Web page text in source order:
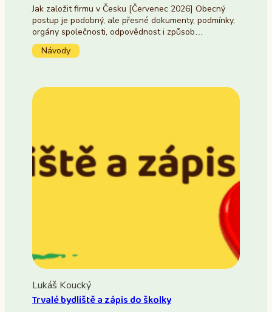
Jak založit firmu v Česku [Červenec 2026] Obecný
postup je podobný, ale přesné dokumenty, podmínky,
orgány společnosti, odpovědnost i způsob…
Návody
Lukáš Koucký
Trvalé bydliště a zápis do školky